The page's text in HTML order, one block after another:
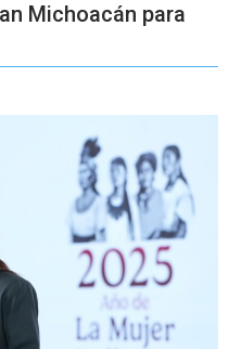
Michoacán para